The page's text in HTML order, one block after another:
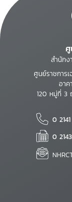
สำนัก
ศูนย์ราชการ
อาค
120 หมู่ที่ 3
0
0